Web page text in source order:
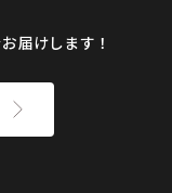
届けします！